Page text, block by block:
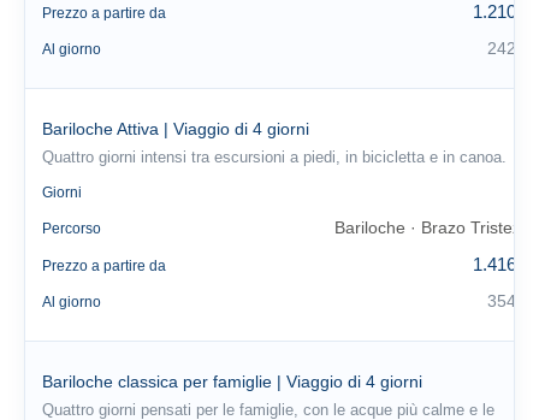
Prezzo a partire da 1.210 €
Al giorno 242 €
Bariloche Attiva | Viaggio di 4 giorni
Quattro giorni intensi tra escursioni a piedi, in bicicletta e in canoa.
Giorni
Percorso Bariloche · Brazo Tristeza
Prezzo a partire da 1.416 €
Al giorno 354 €
Bariloche classica per famiglie | Viaggio di 4 giorni
Quattro giorni pensati per le famiglie, con le acque più calme e le